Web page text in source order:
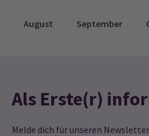
August September
Als Erste(r)
Melde dich für unseren